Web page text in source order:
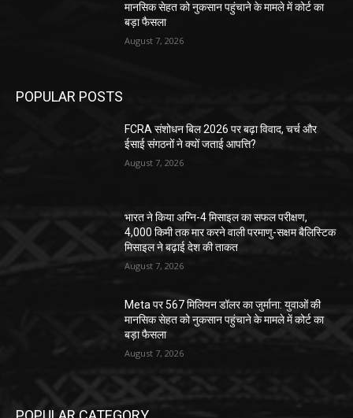
मानसिक सेहत को नुकसान पहुंचाने के मामले में कोर्ट का
बड़ा फैसला
August 7, 2026
POPULAR POSTS
FCRA संशोधन बिल 2026 पर बढ़ा विवाद, चर्च और
ईसाई संगठनों ने क्यों जताई आपत्ति?
August 7, 2026
भारत ने किया अग्नि-4 मिसाइल का सफल परीक्षण,
4,000 किमी तक मार करने वाली परमाणु-सक्षम बैलिस्टिक
मिसाइल ने बढ़ाई देश की ताकत
August 7, 2026
Meta पर 567 मिलियन डॉलर का जुर्माना: युवाओं की
मानसिक सेहत को नुकसान पहुंचाने के मामले में कोर्ट का
बड़ा फैसला
August 7, 2026